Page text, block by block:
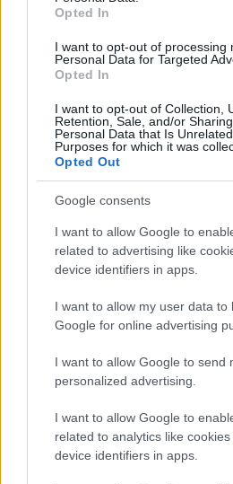
Opted In
I want to opt-out of processing
Personal Data for Targeted
Opted In
I want to opt-out of Collection,
Retention, Sale, and/or
Personal Data that Is
Purposes for which it was
Opted Out
Google consents
I want to allow Google to
related to advertising like
device identifiers in apps.
I want to allow my user data to
Google for online advertising
I want to allow Google to send
personalized advertising.
I want to allow Google to
related to analytics like
device identifiers in apps.
– mondta.
„Lulának vissza
börtönbe. Ő egy
A baloldali Munkáspárt
hivatalosan Lulát, míg a
harmadikként induló Ciro
Demokratikus Munkáspárt
választásokra.
A következő hetekben
éleződik a két csúcsjelölt
feszült csata.